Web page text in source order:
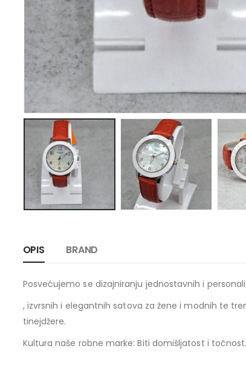
OPIS BRAND
Posvećujemo se dizajniranju jednostavnih i
, izvrsnih i elegantnih satova za žene i modnih te
tinejdžere.
Kultura naše robne marke: Biti domišljatost i točnost.